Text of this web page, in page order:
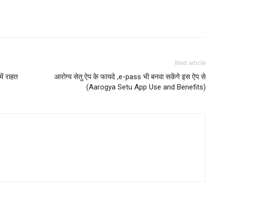
राहत
Next article
आरोग्य सेतु ऐप के फायदे ,e-pass भी बनवा सकेंगे इस ऐप से
(Aarogya Setu App Use and Benefits)